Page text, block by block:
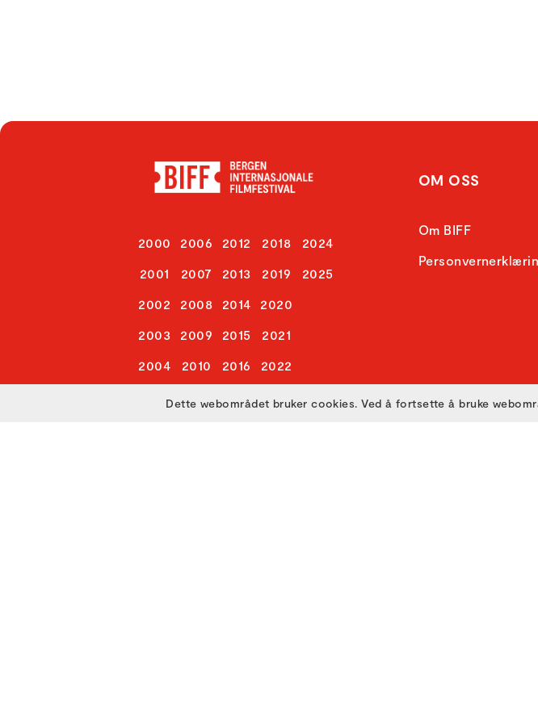
2000
2001
2002
2003
2004
2005
2006
2007
2008
2009
2010
2012
2013
2014
2015
2016
2017
2018
2019
2020
2021
2022
2023
2024
2025
OM OSS
Om BIFF
Dette webområdet bruker cookies. Ved å fortsette å bruke